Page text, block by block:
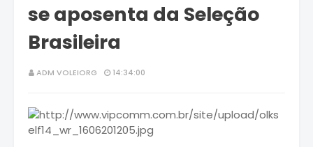
se aposenta da Seleção
Brasileira
ADM VOLEIORG 14:34:00